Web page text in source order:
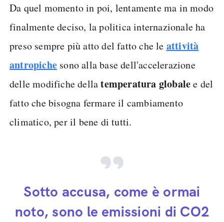
Da quel momento in poi, lentamente ma in modo
finalmente deciso, la politica internazionale ha
preso sempre più atto del fatto che le attività
antropiche sono alla base dell'accelerazione
delle modifiche dellatemperatura globalee del
fatto che bisogna fermare il cambiamento
climatico, per il bene di tutti.
Sotto accusa, come è ormai
noto, sono le emissioni di CO2